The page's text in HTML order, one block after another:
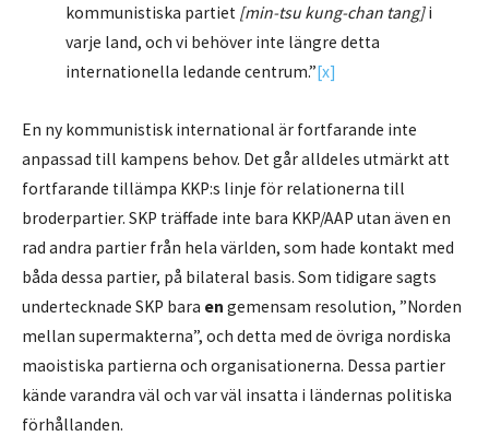
kommunistiska partiet [min-tsu kung-chan tang]i
varje land, och vi behöver inte längre detta
internationella ledande centrum.”[x]
En ny kommunistisk international är fortfarande inte
anpassad till kampens behov. Det går alldeles utmärkt att
fortfarande tillämpa KKP:s linje för relationerna till
broderpartier. SKP träffade inte bara KKP/AAP utan även en
rad andra partier från hela världen, som hade kontakt med
båda dessa partier, på bilateral basis. Som tidigare sagts
undertecknade SKP bara en gemensam resolution, ”Norden
mellan supermakterna”, och detta med de övriga nordiska
maoistiska partierna och organisationerna. Dessa partier
kände varandra väl och var väl insatta i ländernas politiska
förhållanden.